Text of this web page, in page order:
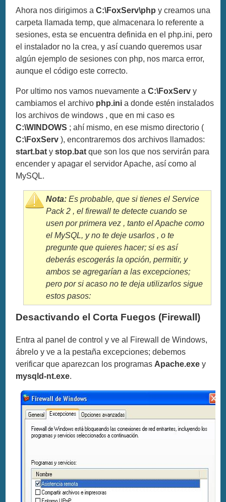
Ahora nos dirigimos aC:\FoxServ\phpy creamos una
carpeta llamada temp, que almacenara lo referente a
sesiones, esta se encuentra definida en el php.ini, pero
el instalador no la crea, y así cuando queremos usar
algún ejemplo de sesiones con php, nos marca error,
aunque el código este correcto.
Por ultimo nos vamos nuevamente aC:\FoxServ y
cambiamos el archivo php.ini a donde estén instalados
los archivos de windows , que en mi caso es
C:\WINDOWS ; ahí mismo, en ese mismo directorio (
C:\FoxServ ), encontraremos dos archivos llamados:
start.bat ystop.bat que son los que nos servirán para
encender y apagar el servidor Apache, así como al
MySQL.
Nota: Es probable, que si tienes el Service
Pack 2 , el firewall te detecte cuando se
usen por primera vez , tanto el Apache como
el MySQL, y no te deje usarlos , o te
pregunte que quieres hacer; si es así
deberás escogerás la opción, permitir, y
ambos se agregarían a las excepciones;
pero por si acaso no te deja utilizarlos sigue
estos pasos:
Desactivando el Corta Fuegos (Firewall)
Entra al panel de control y ve al Firewall de Windows,
ábrelo y ve a la pestaña excepciones; debemos
verificar que aparezcan los programas Apache.exe y
mysqld-nt.exe.